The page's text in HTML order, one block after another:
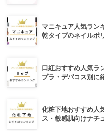
マニキュア人気ラン
乾タイプのネイルポ
口紅おすすめ人気ラ
プラ・デパコス別に
化粧下地おすすめ人
ス・敏感肌向けナチ